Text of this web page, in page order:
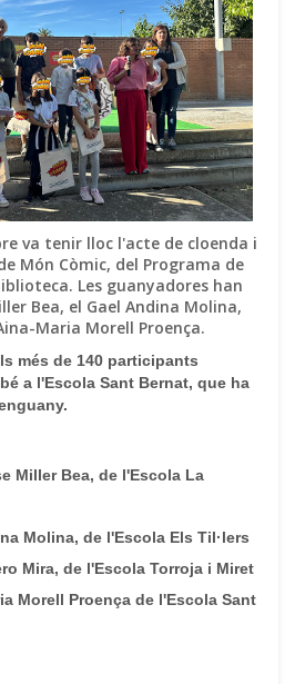
va tenir lloc l'acte de cloenda i
Món Còmic, del Programa de
Les guanyadores han
Bea, el Gael Andina Molina,
Maria Morell Proença.
més de 140 participants
a l'Escola Sant Bernat, que ha
Miller Bea, de l'Escola La
Molina, de l'Escola Els Til·lers
Mira, de l'Escola Torroja i Miret
Morell Proença de l'Escola Sant